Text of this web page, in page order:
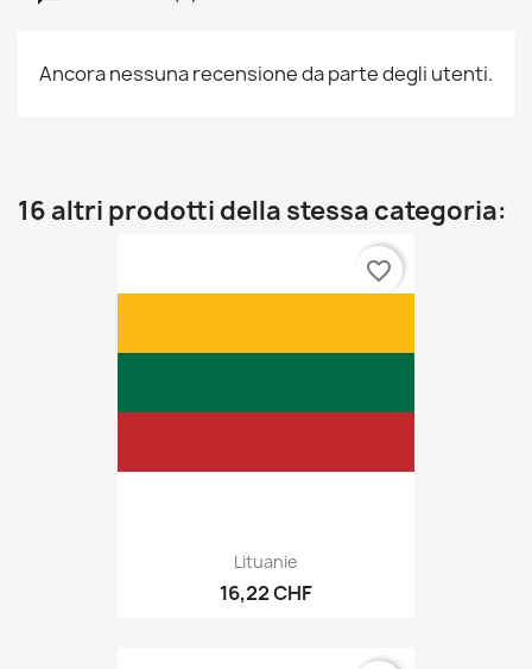
Ancora nessuna recensione da parte degli utenti.
16 altri prodotti della stessa categoria:
Lituanie
16,22 CHF
favorite_border